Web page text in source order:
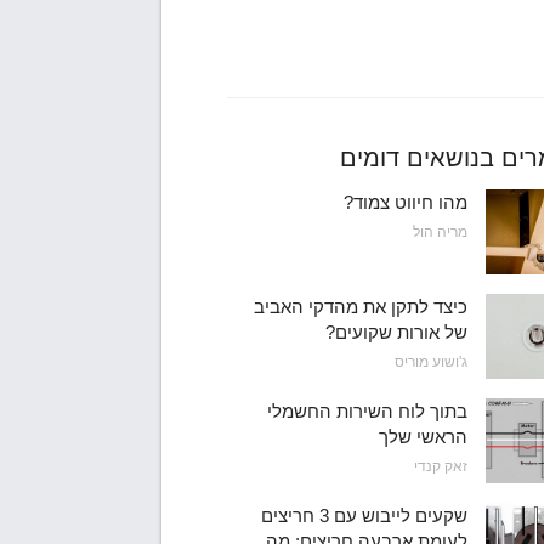
בנושאים דומים
מהו חיווט צמוד?
מריה הול
כיצד לתקן את מהדקי האביב
של אורות שקועים?
ג'ושוע מוריס
בתוך לוח השירות החשמלי
הראשי שלך
זאק קנדי
שקעים לייבוש עם 3 חריצים